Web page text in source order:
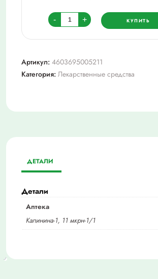
-
Количество
товара
Юперио
п/
о
мг
№28
+ КУПИТЬ
Артикул: 4603695005211
Категория: Лекарственные средства
ДЕТАЛИ
Детали
Аптека
Калинина-1, 11 мкрн-1/1